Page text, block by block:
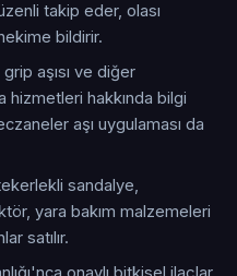
takip eder, olası
bildirir.
aşısı ve diğer
hizmetleri hakkında bilgi
aşı uygulaması da
sandalye,
yara bakım malzemeleri
satılır.